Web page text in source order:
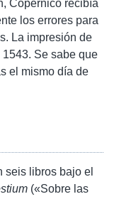
Copérnico recibía
los errores para
La impresión de
Se sabe que
el mismo día de
seis libros bajo el
(«Sobre las